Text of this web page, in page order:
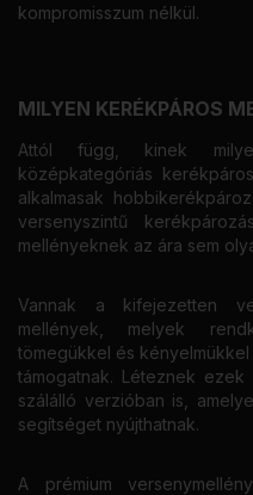
kompromisszum nélkül.
MILYEN KERÉKPÁROS
Attól függ, kinek
középkategóriás
alkalmasak
versenyszintű
mellényeknek az ára sem
Vannak a kifejezetten
mellények, melyek
tömegükkel és
támogatnak. Léteznek
szálálló verzióban is,
segítséget nyújthatnak.
A prémium